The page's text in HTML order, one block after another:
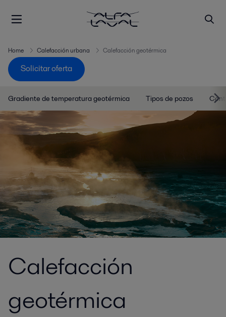
Home Calefacción urbana Calefacción geotérmica
Solicitar oferta
Gradiente de temperatura geotérmica Tipos de pozos
Calefacción
geotérmica